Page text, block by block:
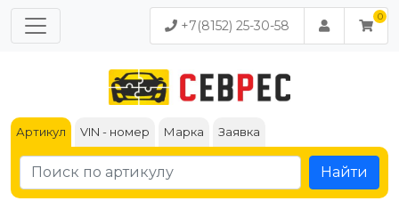
+7(8152) 25-30-58
Артикул VIN - номер Марка Заявка
Найти